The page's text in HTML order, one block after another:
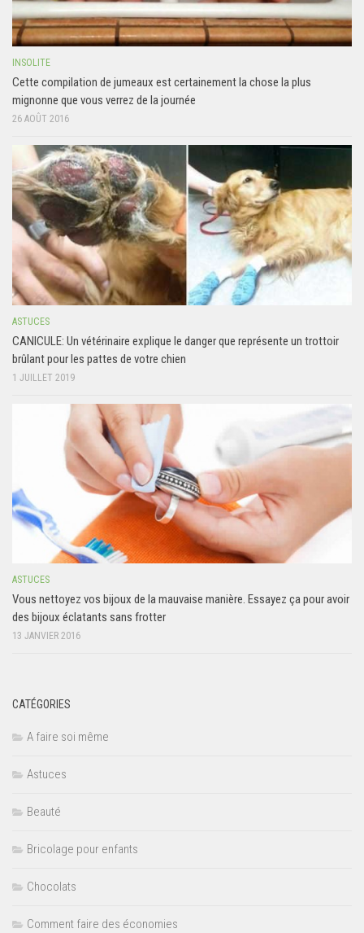
INSOLITE
Cette compilation de jumeaux est certainement la chose la plus
mignonne que vous verrez de la journée
26 AOÛT 2016
ASTUCES
CANICULE: Un vétérinaire explique le danger que représente un trottoir
brûlant pour les pattes de votre chien
1 JUILLET 2019
ASTUCES
Vous nettoyez vos bijoux de la mauvaise manière. Essayez ça pour avoir
des bijoux éclatants sans frotter
13 JANVIER 2016
CATÉGORIES
A faire soi même
Astuces
Beauté
Bricolage pour enfants
Chocolats
Comment faire des économies